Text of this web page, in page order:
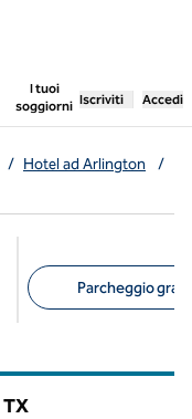
I tuoi
soggiorni
, apre una
Iscriviti Accedi
/ Hotel ad Arlington
/
Parcheggio
TX